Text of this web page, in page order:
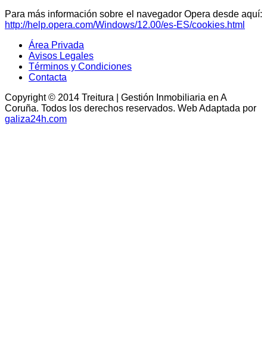
Para más información sobre el navegador Opera desde aquí:
http://help.opera.com/Windows/12.00/es-ES/cookies.html
Área Privada
Avisos Legales
Términos y Condiciones
Contacta
Copyright © 2014 Treitura | Gestión Inmobiliaria en A
Coruña. Todos los derechos reservados. Web Adaptada por
galiza24h.com